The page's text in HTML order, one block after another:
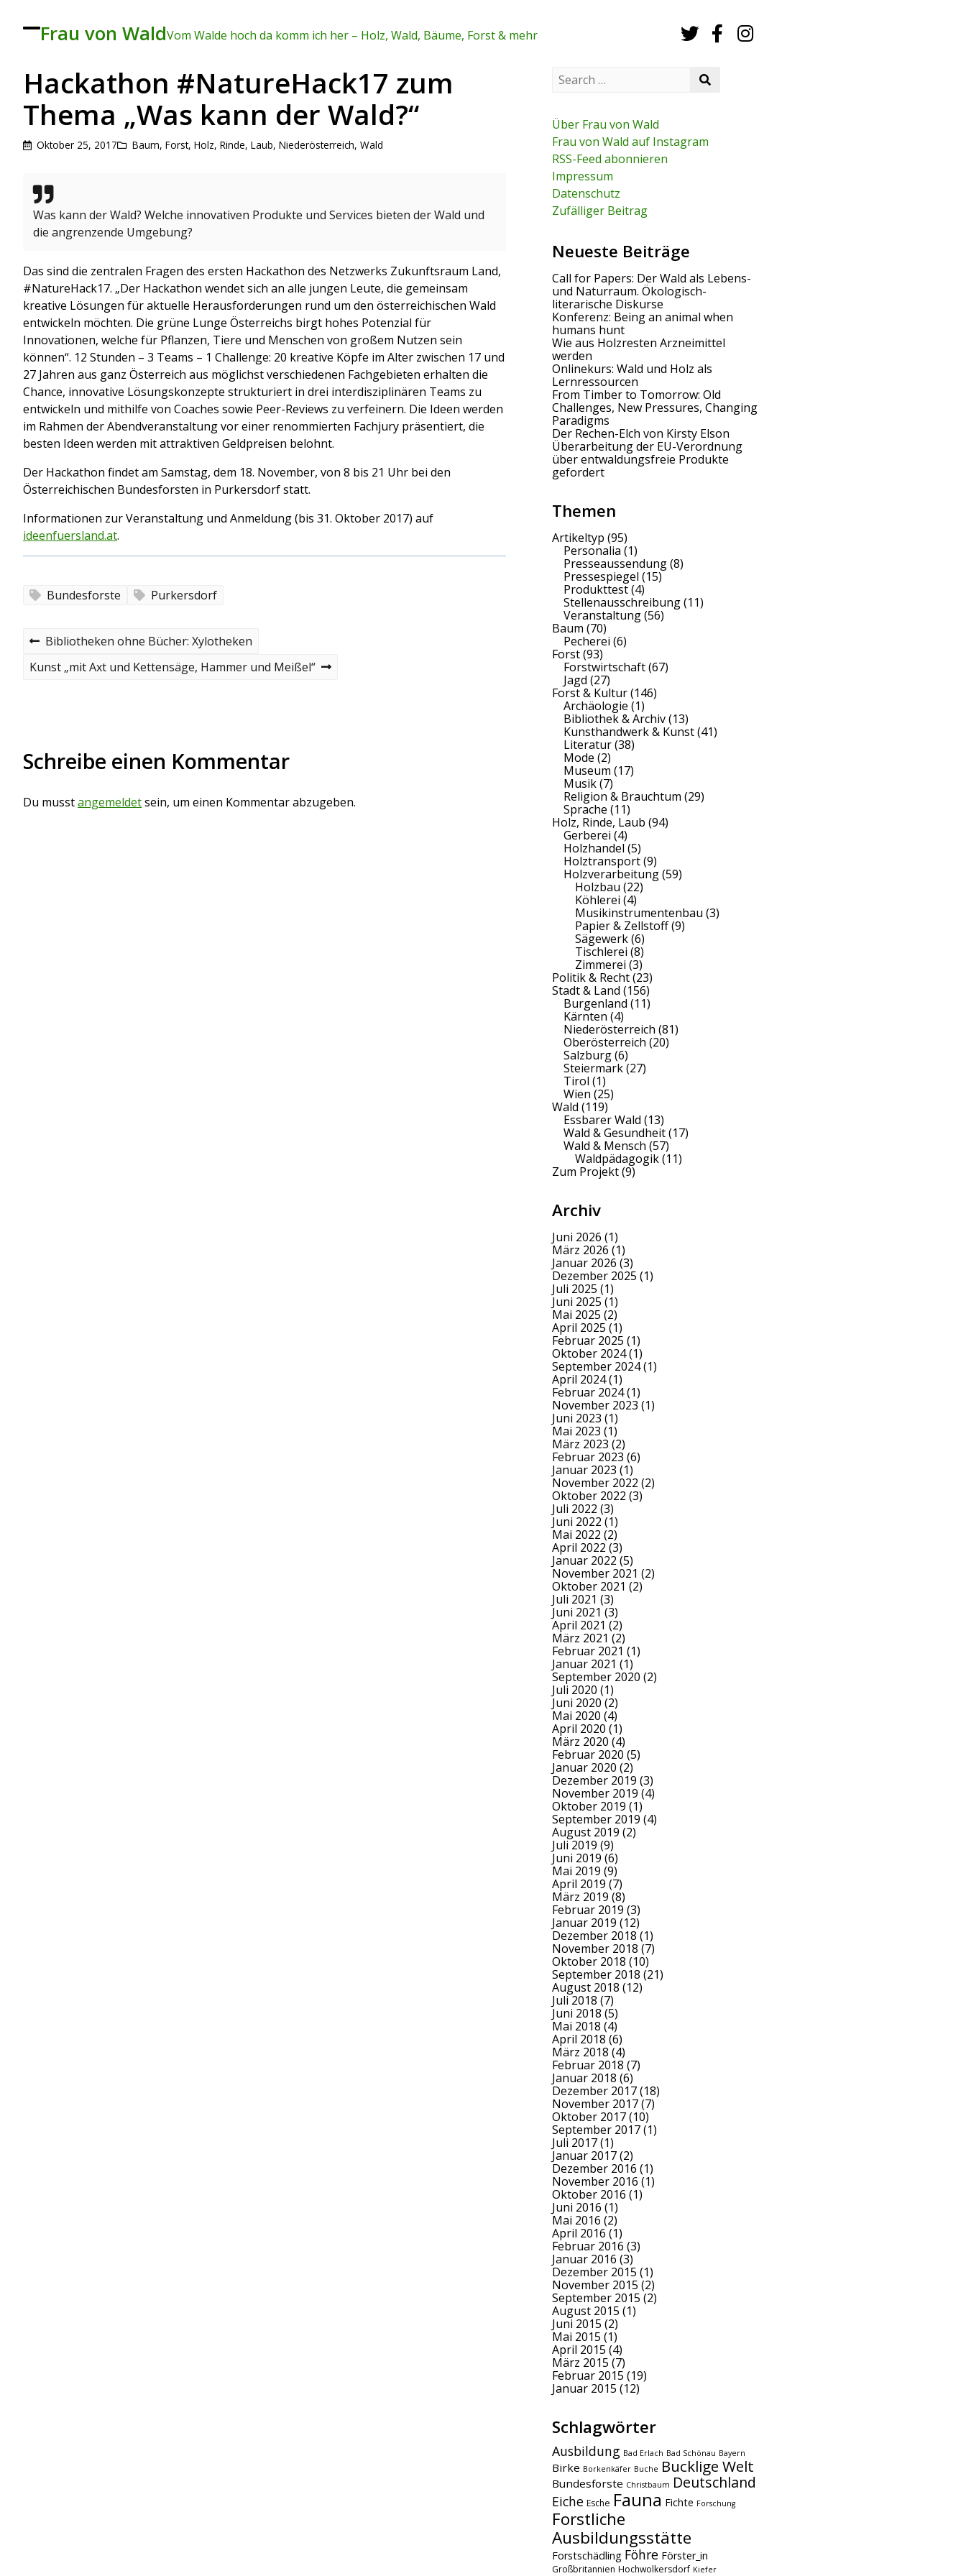
To
me
nu
Frau von WaldVom Walde hoch da komm ich her – Holz, Wald, Bäume, Forst & mehr
Hackathon #NatureHack17 zum
Thema „Was kann der Wald?“
Oktober 25, 2017 Baum, Forst, Holz, Rinde, Laub, Niederösterreich, Wald
Was kann der Wald? Welche innovativen Produkte und Services bieten der Wald und
die angrenzende Umgebung?
Das sind die zentralen Fragen des ersten Hackathon des Netzwerks Zukunftsraum Land,
#NatureHack17. „Der Hackathon wendet sich an alle jungen Leute, die gemeinsam
kreative Lösungen für aktuelle Herausforderungen rund um den österreichischen Wald
entwickeln möchten. Die grüne Lunge Österreichs birgt hohes Potenzial für
Innovationen, welche für Pflanzen, Tiere und Menschen von großem Nutzen sein
können“. 12 Stunden – 3 Teams – 1 Challenge: 20 kreative Köpfe im Alter zwischen 17 und
27 Jahren aus ganz Österreich aus möglichst verschiedenen Fachgebieten erhalten die
Chance, innovative Lösungskonzepte strukturiert in drei interdisziplinären Teams zu
entwickeln und mithilfe von Coaches sowie Peer-Reviews zu verfeinern. Die Ideen werden
im Rahmen der Abendveranstaltung vor einer renommierten Fachjury präsentiert, die
besten Ideen werden mit attraktiven Geldpreisen belohnt.
Der Hackathon findet am Samstag, dem 18. November, von 8 bis 21 Uhr bei den
Österreichischen Bundesforsten in Purkersdorf statt.
Informationen zur Veranstaltung und Anmeldung (bis 31. Oktober 2017) auf
ideenfuersland.at.
Bundesforste Purkersdorf
B
e
a
g
P
e
o
s
Bibliotheken ohne Bücher: Xylotheken
N
t
Kunst „mit Axt und Kettensäge, Hammer und Meißel“
Schreibe einen Kommentar
Du musstangemeldetsein, um einen Kommentar abzugeben.
c
h
f
o
r
:
Über Frau von Wald
Frau von Wald auf Instagram
RSS-Feed abonnieren
Impressum
Datenschutz
Zufälliger Beitrag
Neueste Beiträge
Call for Papers: Der Wald als Lebens-
und Naturraum. Ökologisch-
literarische Diskurse
Konferenz: Being an animal when
humans hunt
Wie aus Holzresten Arzneimittel
werden
Onlinekurs: Wald und Holz als
Lernressourcen
From Timber to Tomorrow: Old
Challenges, New Pressures, Changing
Paradigms
Der Rechen-Elch von Kirsty Elson
Überarbeitung der EU-Verordnung
über entwaldungsfreie Produkte
gefordert
Themen
Artikeltyp (95)
Personalia (1)
Presseaussendung(8)
Pressespiegel (15)
Produkttest(4)
Stellenausschreibung(11)
Veranstaltung(56)
Baum (70)
Pecherei (6)
Forst(93)
Forstwirtschaft(67)
Jagd (27)
Forst & Kultur(146)
Archäologie (1)
Bibliothek & Archiv(13)
Kunsthandwerk & Kunst(41)
Literatur(38)
Mode (2)
Museum (17)
Musik(7)
Religion & Brauchtum (29)
Sprache (11)
Holz, Rinde, Laub (94)
Gerberei (4)
Holzhandel (5)
Holztransport(9)
Holzverarbeitung(59)
Holzbau (22)
Köhlerei (4)
Musikinstrumentenbau (3)
Papier & Zellstoff(9)
Sägewerk(6)
Tischlerei (8)
Zimmerei (3)
Politik & Recht(23)
Stadt & Land (156)
Burgenland (11)
Kärnten (4)
Niederösterreich (81)
Oberösterreich (20)
Salzburg(6)
Steiermark(27)
Tirol (1)
Wien (25)
Wald (119)
Essbarer Wald (13)
Wald & Gesundheit(17)
Wald & Mensch (57)
Waldpädagogik(11)
Zum Projekt(9)
Archiv
Juni 2026 (1)
März 2026 (1)
Januar 2026 (3)
Dezember 2025 (1)
Juli 2025 (1)
Juni 2025 (1)
Mai 2025 (2)
April 2025 (1)
Februar 2025 (1)
Oktober 2024(1)
September 2024(1)
April 2024(1)
Februar 2024(1)
November 2023 (1)
Juni 2023 (1)
Mai 2023 (1)
März 2023 (2)
Februar 2023 (6)
Januar 2023 (1)
November 2022 (2)
Oktober 2022 (3)
Juli 2022 (3)
Juni 2022 (1)
Mai 2022 (2)
April 2022 (3)
Januar 2022 (5)
November 2021 (2)
Oktober 2021 (2)
Juli 2021 (3)
Juni 2021 (3)
April 2021 (2)
März 2021 (2)
Februar 2021 (1)
Januar 2021 (1)
September 2020 (2)
Juli 2020 (1)
Juni 2020 (2)
Mai 2020 (4)
April 2020 (1)
März 2020 (4)
Februar 2020 (5)
Januar 2020 (2)
Dezember 2019 (3)
November 2019 (4)
Oktober 2019 (1)
September 2019 (4)
August 2019 (2)
Juli 2019 (9)
Juni 2019 (6)
Mai 2019 (9)
April 2019 (7)
März 2019 (8)
Februar 2019 (3)
Januar 2019 (12)
Dezember 2018 (1)
November 2018 (7)
Oktober 2018 (10)
September 2018 (21)
August 2018 (12)
Juli 2018 (7)
Juni 2018 (5)
Mai 2018 (4)
April 2018 (6)
März 2018 (4)
Februar 2018 (7)
Januar 2018 (6)
Dezember 2017(18)
November 2017(7)
Oktober 2017(10)
September 2017(1)
Juli 2017(1)
Januar 2017(2)
Dezember 2016 (1)
November 2016 (1)
Oktober 2016 (1)
Juni 2016 (1)
Mai 2016 (2)
April 2016 (1)
Februar 2016 (3)
Januar 2016 (3)
Dezember 2015 (1)
November 2015 (2)
September 2015 (2)
August 2015 (1)
Juni 2015 (2)
Mai 2015 (1)
April 2015 (4)
März 2015 (7)
Februar 2015 (19)
Januar 2015 (12)
Schlagwörter
Ausbildung Bad Erlach Bad Schönau Bayern
Birke Borkenkäfer Buche Bucklige Welt
Bundesforste Christbaum Deutschland
Eiche Esche Fauna Fichte Forschung
Forstliche
Ausbildungsstätte
Forstschädling Föhre Förster_in
Großbritannien Hochwolkersdorf Kiefer